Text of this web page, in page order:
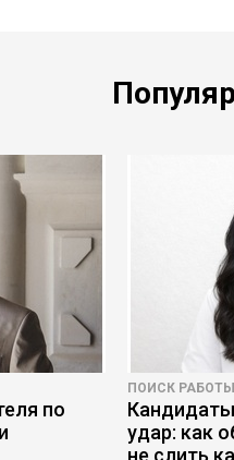
по
ПОИСК РАБОТЫ
удар: как
не слить